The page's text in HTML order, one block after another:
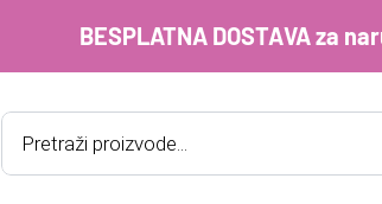
BESPLATNA DOSTAVA za
Products
search